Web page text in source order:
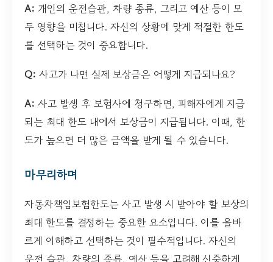
A: 개인의 운전습관, 차량 종류, 그리고 예산 등이 모
두 영향을 미칩니다. 자신의 상황에 맞게 적절한 한도
를 선택하는 것이 중요합니다.
Q: 사고가 나면 실제 보상금은 어떻게 지급되나요?
A: 사고 발생 후 보험사에 청구하면, 피해자에게 지급
되는 최대 한도 내에서 보상금이 지급됩니다. 이때, 한
도가 높으면 더 많은 금액을 받게 될 수 있습니다.
마무리하며
자동차책임보험한도는 사고 발생 시 받아야 할 보상의
최대 한도를 결정하는 중요한 요소입니다. 이를 올바
르게 이해하고 선택하는 것이 필수적입니다. 자신의